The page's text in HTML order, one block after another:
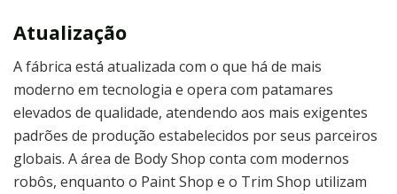
Atualização
A fábrica está atualizada com o que há de mais
moderno em tecnologia e opera com patamares
elevados de qualidade, atendendo aos mais exigentes
padrões de produção estabelecidos por seus parceiros
globais. A área de Body Shop conta com modernos
robôs, enquanto o Paint Shop e o Trim Shop utilizam